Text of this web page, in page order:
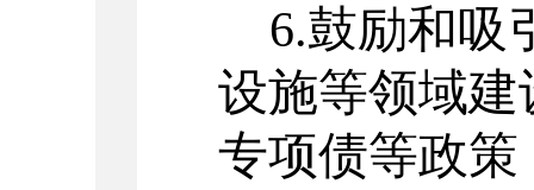
6.鼓励和吸
设施等领域
专项债等政